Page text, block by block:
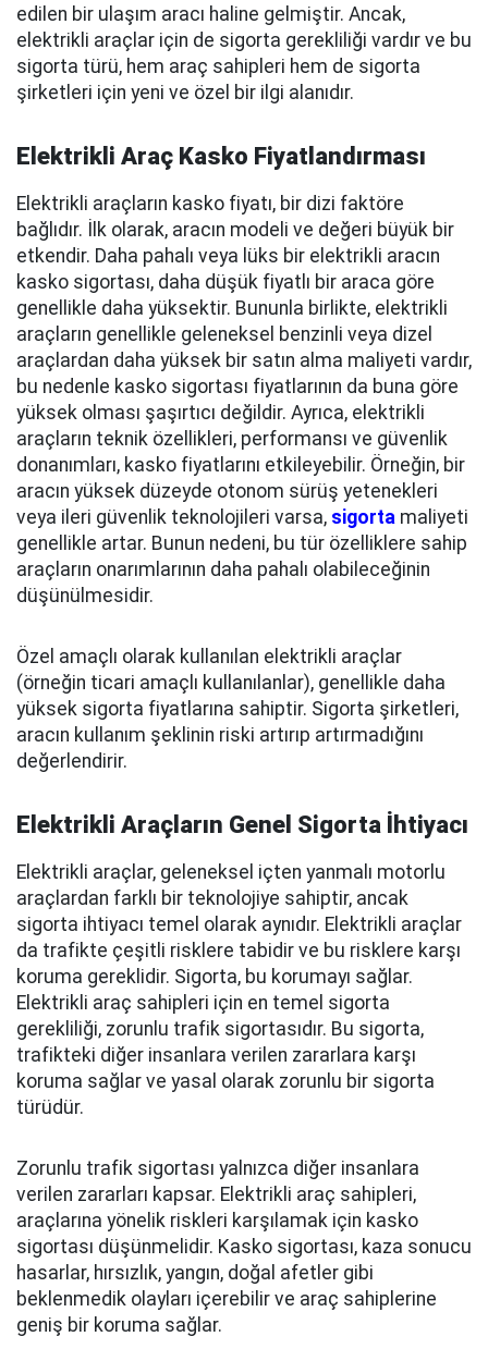
edilen bir ulaşım aracı haline gelmiştir. Ancak,
elektrikli araçlar için de sigorta gerekliliği vardır ve bu
sigorta türü, hem araç sahipleri hem de sigorta
şirketleri için yeni ve özel bir ilgi alanıdır.
Elektrikli Araç Kasko Fiyatlandırması
Elektrikli araçların kasko fiyatı, bir dizi faktöre
bağlıdır. İlk olarak, aracın modeli ve değeri büyük bir
etkendir. Daha pahalı veya lüks bir elektrikli aracın
kasko sigortası, daha düşük fiyatlı bir araca göre
genellikle daha yüksektir. Bununla birlikte, elektrikli
araçların genellikle geleneksel benzinli veya dizel
araçlardan daha yüksek bir satın alma maliyeti vardır,
bu nedenle kasko sigortası fiyatlarının da buna göre
yüksek olması şaşırtıcı değildir. Ayrıca, elektrikli
araçların teknik özellikleri, performansı ve güvenlik
donanımları, kasko fiyatlarını etkileyebilir. Örneğin, bir
aracın yüksek düzeyde otonom sürüş yetenekleri
veya ileri güvenlik teknolojileri varsa, sigorta maliyeti
genellikle artar. Bunun nedeni, bu tür özelliklere sahip
araçların onarımlarının daha pahalı olabileceğinin
düşünülmesidir.
Özel amaçlı olarak kullanılan elektrikli araçlar
(örneğin ticari amaçlı kullanılanlar), genellikle daha
yüksek sigorta fiyatlarına sahiptir. Sigorta şirketleri,
aracın kullanım şeklinin riski artırıp artırmadığını
değerlendirir.
Elektrikli Araçların Genel Sigorta İhtiyacı
Elektrikli araçlar, geleneksel içten yanmalı motorlu
araçlardan farklı bir teknolojiye sahiptir, ancak
sigorta ihtiyacı temel olarak aynıdır. Elektrikli araçlar
da trafikte çeşitli risklere tabidir ve bu risklere karşı
koruma gereklidir. Sigorta, bu korumayı sağlar.
Elektrikli araç sahipleri için en temel sigorta
gerekliliği, zorunlu trafik sigortasıdır. Bu sigorta,
trafikteki diğer insanlara verilen zararlara karşı
koruma sağlar ve yasal olarak zorunlu bir sigorta
türüdür.
Zorunlu trafik sigortası yalnızca diğer insanlara
verilen zararları kapsar. Elektrikli araç sahipleri,
araçlarına yönelik riskleri karşılamak için kasko
sigortası düşünmelidir. Kasko sigortası, kaza sonucu
hasarlar, hırsızlık, yangın, doğal afetler gibi
beklenmedik olayları içerebilir ve araç sahiplerine
geniş bir koruma sağlar.